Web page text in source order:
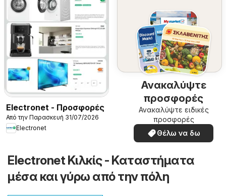
Electronet - Προσφορές
Από την Παρασκευή 31/07/2026
Electronet
Ανακαλύψτε
προσφορές
Ανακαλύψτε ειδικές
προσφορές
Θέλω να δω
Electronet Κιλκίς - Καταστήματα
μέσα και γύρω από την πόλη